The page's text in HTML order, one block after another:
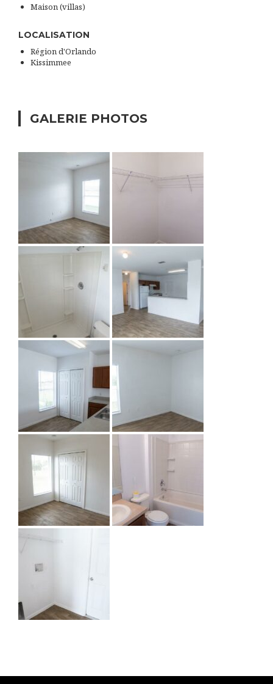
Maison (villas)
LOCALISATION
Région d'Orlando
Kissimmee
GALERIE PHOTOS